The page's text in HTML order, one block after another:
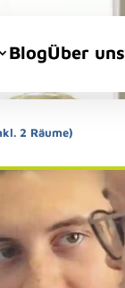
BlogÜber uns
2 Räume)